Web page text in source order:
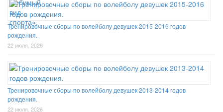
Тренировочные сборы по волейболу девушек 2015-2016 годов
рождения.
22 июля, 2026
Тренировочные сборы по волейболу девушек 2013-2014 годов
рождения.
22 июля, 2026